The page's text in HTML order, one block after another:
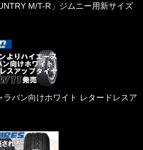
M/T-R」ジムニー用新サイズ
バン向けホワイト レタードレスア